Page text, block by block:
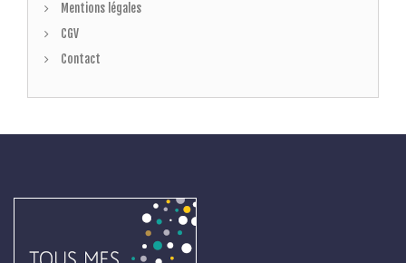
Mentions légales
CGV
Contact